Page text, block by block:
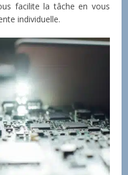
facilite la tâche en vous
individuelle.